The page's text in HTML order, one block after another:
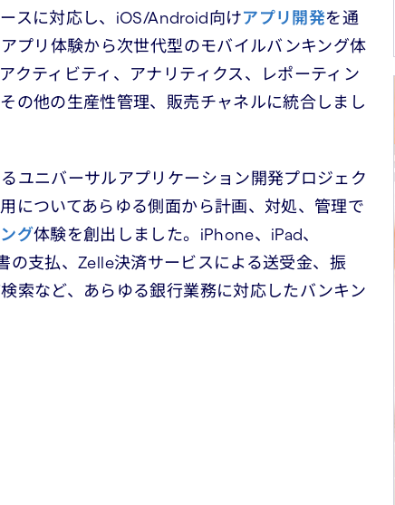
スに対応し、iOS/Android向けアプリ開発を通
プリ体験から次世代型のモバイルバンキング体
クティビティ、アナリティクス、レポーティン
の他の生産性管理、販売チャネルに統合しまし
ユニバーサルアプリケーション開発プロジェク
についてあらゆる側面から計画、対処、管理で
グ体験を創出しました。iPhone、iPad、
支払、Zelle決済サービスによる送受金、振
索など、あらゆる銀行業務に対応したバンキン